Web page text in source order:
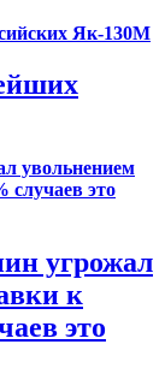
угрожал
к
это